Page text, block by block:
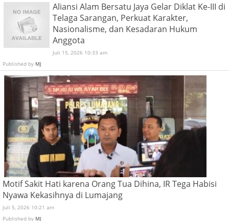
Aliansi Alam Bersatu Jaya Gelar Diklat Ke-III di
Telaga Sarangan, Perkuat Karakter,
Nasionalisme, dan Kesadaran Hukum
Anggota
Juli 15, 2026 10:33 am
Published by MJ
Motif Sakit Hati karena Orang Tua Dihina, IR Tega Habisi
Nyawa Kekasihnya di Lumajang
Juli 5, 2026 10:21 am
Published by MJ